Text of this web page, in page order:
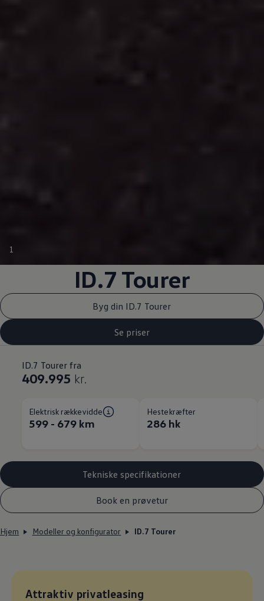
1
ID.7 Tourer
Byg din ID.7 Tourer
Se priser
ID.7 Tourer fra
409.995 kr.
Elektrisk rækkevidde
599 - 679 km
Hestekræfter
286 hk
Tekniske specifikationer
Book en prøvetur
Hjem Modeller og konfigurator ID.7 Tourer
Leasingpris:
Attraktiv privatleasing